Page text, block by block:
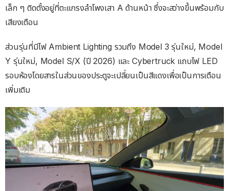
เล็ก ๆ ติดตั้งอยู่ที่ตะแกรงลำโพงเสา A ด้านหน้า ซึ่งจะสว่างขึ้นพร้อมกับ
เสียงเตือน
ส่วนรุ่นที่มีไฟ Ambient Lighting รวมถึง Model 3 รุ่นใหม่, Model
Y รุ่นใหม่, Model S/X (ปี 2026) และ Cybertruck แถบไฟ LED
รอบห้องโดยสารในส่วนของประตูจะเปลี่ยนเป็นสีแดงเพื่อเป็นการเตือน
เพิ่มเติม